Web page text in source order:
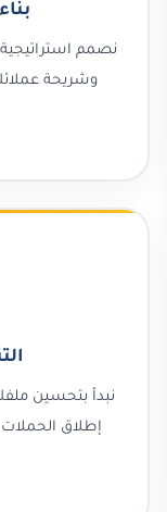
نصمم
وشريحة
نبدأ بتحسين
إطلاق الحملات